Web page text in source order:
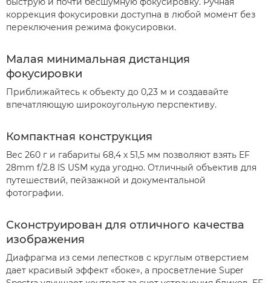
коррекция фокусировки доступна в любой момент без
переключения режима фокусировки.
Малая минимальная дистанция
фокусировки
Приближайтесь к объекту до 0,23 м и создавайте
впечатляющую широкоугольную перспективу.
Компактная конструкция
Вес 260 г и габариты 68,4 x 51,5 мм позволяют взять EF
28mm f/2.8 IS USM куда угодно. Отличный объектив для
путешествий, пейзажной и документальной
фотографии.
Сконструирован для отличного качества
изображения
Диафрагма из семи лепестков с круглым отверстием
дает красивый эффект «боке», а просветление Super